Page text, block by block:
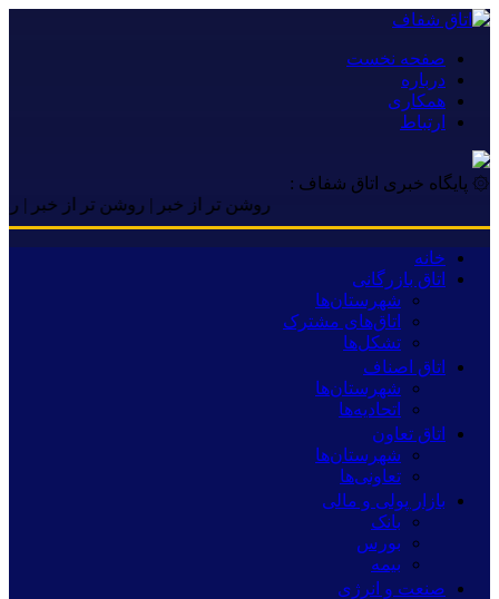
صفحه نخست
درباره
همکاری
ارتباط
۞ پایگاه خبری اتاق شفاف :
روشن تر از خبر | روشن تر از خبر | روشن
خانه
اتاق بازرگانی
شهرستان‌ها
اتاق‌های مشترک
تشکل‌ها
اتاق اصناف
شهرستان‌ها
اتحادیه‌ها
اتاق تعاون
شهرستان‌ها
تعاونی‌ها
بازار پولی و مالی
بانک
بورس
بیمه
صنعت و انرژی